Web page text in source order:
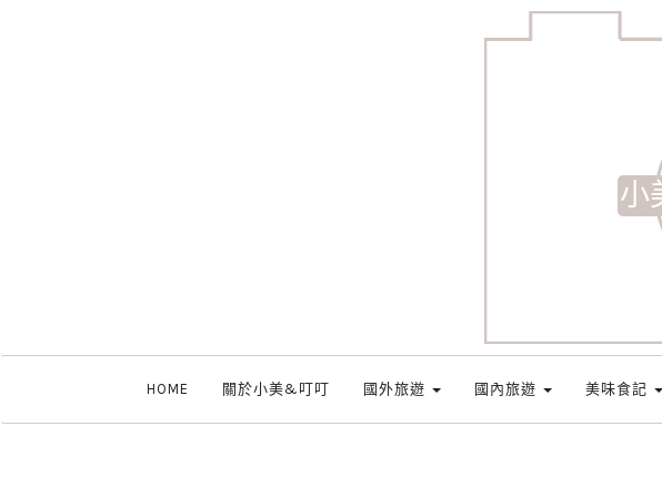
小
HOME 關於小美&叮叮 國外旅遊 國內旅遊 美味食記